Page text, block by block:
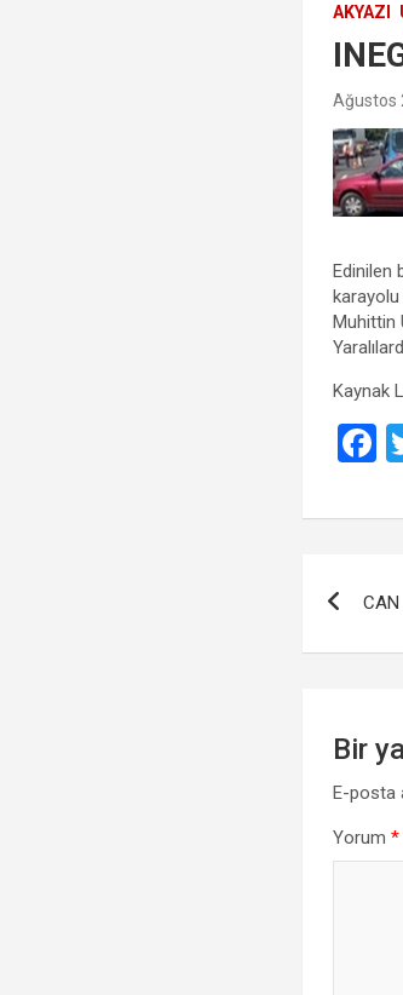
AKYAZI
Ağustos
Edinilen
Muhittin
Kaynak
F
o
CAN
Bir
E-posta
Yorum*